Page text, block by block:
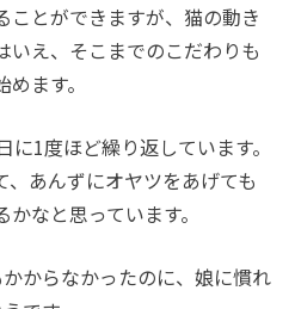
ことができますが、猫の動き
いえ、そこまでのこだわりも
ます。
1度ほど繰り返しています。
あんずにオヤツをあげても
なと思っています。
からなかったのに、娘に慣れ